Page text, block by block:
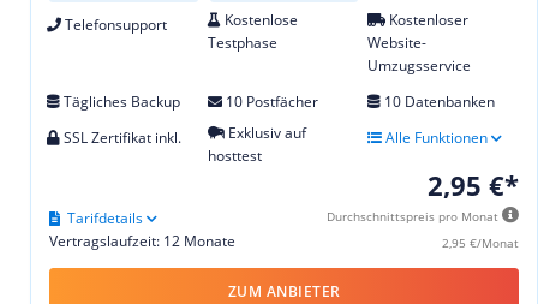
Telefonsupport
Kostenlose
Testphase
Kostenloser
Website-
Umzugsservice
Tägliches Backup
10 Postfächer
10 Datenbanken
SSL Zertifikat inkl.
Exklusiv auf
hosttest
Alle Funktionen
2,95 €*
Durchschnittspreis pro Monat
2,95 €/Monat
Vertragslaufzeit: 12 Monate
Tarifdetails
ZUM ANBIETER